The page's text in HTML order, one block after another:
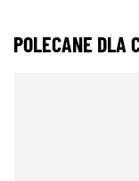
POLECANE DLA